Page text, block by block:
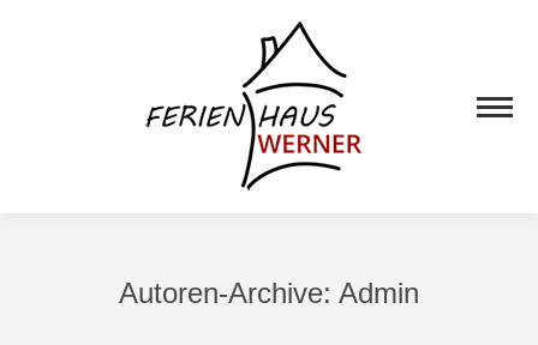
Autoren-Archive: Admin